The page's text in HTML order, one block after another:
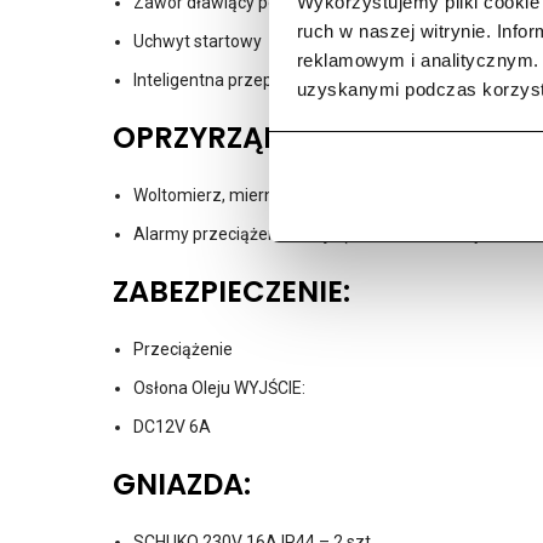
ruch w naszej witrynie.
reklamowym i
uzyskanymi podczas
Uchwyt startowy
Inteligentna przepustnica: tryb ekonomiczny
OPRZYRZĄDOWANIE:
Woltomierz, miernik częstotliwości i licznik
Alarmy przeciążenia i oleju (wskaźniki świecą na
ZABEZPIECZENIE:
Przeciążenie
Osłona Oleju WYJŚCIE:
DC12V 6A
GNIAZDA: